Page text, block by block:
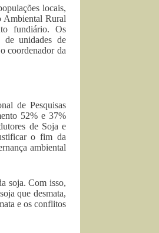
locais,
Ambiental Rural
fundiário. Os
de unidades de
coordenador da
de Pesquisas
52% e 37%
de Soja e
o fim da
ambiental
soja. Com isso,
que desmata,
e os conflitos